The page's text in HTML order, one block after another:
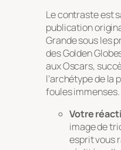
Le contraste est
publication
Grande sous les
des Golden
aux Oscars,
l’archétype de la
foules immenses.
Votre
image de
esprit vous